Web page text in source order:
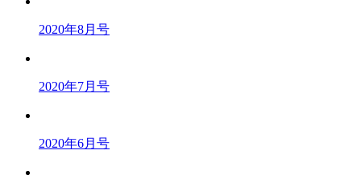
2020年8月号
2020年7月号
2020年6月号